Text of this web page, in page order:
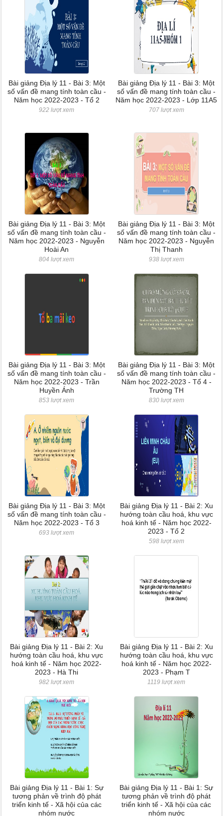
Bài giảng Địa lý 11 - Bài 3: Một
số vấn đề mang tính toàn cầu -
Năm học 2022-2023 - Tổ 2
922 lượt xem
Bài giảng Địa lý 11 - Bài 3: Một
số vấn đề mang tính toàn cầu -
Năm học 2022-2023 - Lớp 11A5
707 lượt xem
Bài giảng Địa lý 11 - Bài 3: Một
số vấn đề mang tính toàn cầu -
Năm học 2022-2023 - Nguyễn
Hoài An
804 lượt xem
Bài giảng Địa lý 11 - Bài 3: Một
số vấn đề mang tính toàn cầu -
Năm học 2022-2023 - Nguyễn
Thị Thanh
938 lượt xem
Bài giảng Địa lý 11 - Bài 3: Một
số vấn đề mang tính toàn cầu -
Năm học 2022-2023 - Trần
Huyền Ánh
853 lượt xem
Bài giảng Địa lý 11 - Bài 3: Một
số vấn đề mang tính toàn cầu -
Năm học 2022-2023 - Tổ 4 -
Trường TH
830 lượt xem
Bài giảng Địa lý 11 - Bài 3: Một
số vấn đề mang tính toàn cầu -
Năm học 2022-2023 - Tổ 3
693 lượt xem
Bài giảng Địa lý 11 - Bài 2: Xu
hướng toàn cầu hoá, khu vực
hoá kinh tế - Năm học 2022-
2023 - Tổ 2
598 lượt xem
Bài giảng Địa lý 11 - Bài 2: Xu
hướng toàn cầu hoá, khu vực
hoá kinh tế - Năm học 2022-
2023 - Hà Thi
982 lượt xem
Bài giảng Địa lý 11 - Bài 2: Xu
hướng toàn cầu hoá, khu vực
hoá kinh tế - Năm học 2022-
2023 - Phạm T
1119 lượt xem
Bài giảng Địa lý 11 - Bài 1: Sự
tương phản về trình độ phát
triển kinh tế - Xã hội của các
nhóm nước
Bài giảng Địa lý 11 - Bài 1: Sự
tương phản về trình độ phát
triển kinh tế - Xã hội của các
nhóm nước